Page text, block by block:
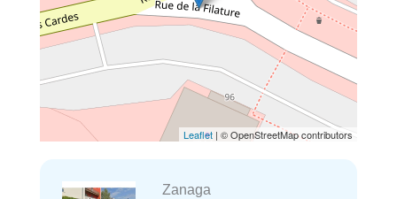
Leaflet | © OpenStreetMap contributors
Zanaga